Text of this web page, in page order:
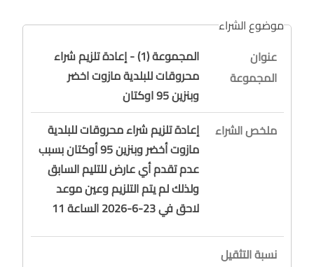
موضوع الشراء
عنوان
المجموعة
المجموعة (1) - إعادة تلزيم شراء
محروقات للبلدية مازوت اخضر
وبنزين 95 اوكتان
ملخص الشراء
إعادة تلزيم شراء محروقات للبلدية
مازوت أخضر وبنزين 95 أوكتان بسبب
عدم تقدم أي عارض للتليم السابق
ولذلك لم يتم التلزيم وعين موعد
لاحق في 23-6-2026 الساعة 11
نسبة التثقيل